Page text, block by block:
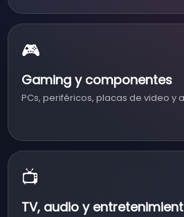
🎮
Gaming y componentes
PCs, periféricos, placas de video y
📺
TV, audio y